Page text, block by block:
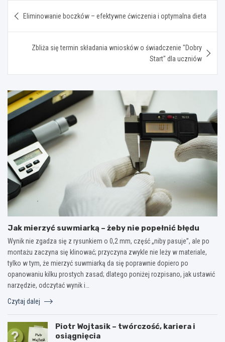
wpisu
Eliminowanie boczków – efektywne ćwiczenia i optymalna dieta
Zbliża się termin składania wniosków o świadczenie "Dobry
Start" dla uczniów
Jak mierzyć suwmiarką – żeby nie popełnić błędu
Wynik nie zgadza się z rysunkiem o 0,2 mm, część „niby pasuje”, ale po
montażu zaczyna się klinować; przyczyna zwykle nie leży w materiale,
tylko w tym, że mierzyć suwmiarką da się poprawnie dopiero po
opanowaniu kilku prostych zasad; dlatego poniżej rozpisano, jak ustawić
narzędzie, odczytać wynik i…
Czytaj dalej
Piotr Wojtasik – twórczość, kariera i
osiągnięcia